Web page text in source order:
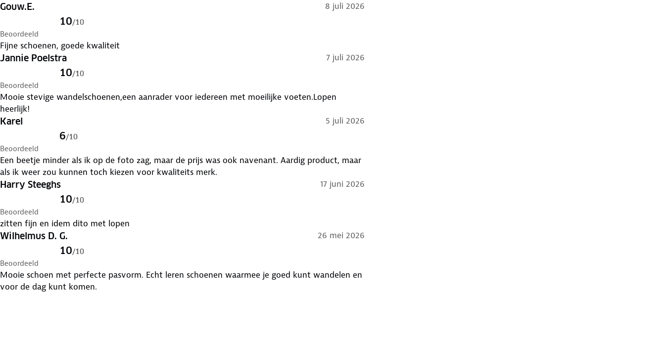
Gouw.E. 8 juli 2026
10/10
Beoordeeld
Fijne schoenen, goede kwaliteit
Jannie Poelstra 7 juli 2026
10/10
Beoordeeld
Mooie stevige wandelschoenen,een aanrader voor iedereen met moeilijke voeten.Lopen
heerlijk!
Karel 5 juli 2026
6/10
Beoordeeld
Een beetje minder als ik op de foto zag, maar de prijs was ook navenant. Aardig product, maar
als ik weer zou kunnen toch kiezen voor kwaliteits merk.
Harry Steeghs 17 juni 2026
10/10
Beoordeeld
zitten fijn en idem dito met lopen
Wilhelmus D. G. 26 mei 2026
10/10
Beoordeeld
Mooie schoen met perfecte pasvorm. Echt leren schoenen waarmee je goed kunt wandelen en
voor de dag kunt komen.